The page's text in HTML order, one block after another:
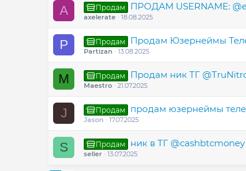
A Продам ПРОДАМ USERNAME:
axelerate 18.08.2025
P Продам Продам Юзернеймы
Partizan 13.08.2025
M Продам Продам ник ТГ
Maestro 21.07.2025
J Продам продам юзернеймы
Jason 17.07.2025
S Продам ник в ТГ @cashbtcmoney
seller 13.07.2025